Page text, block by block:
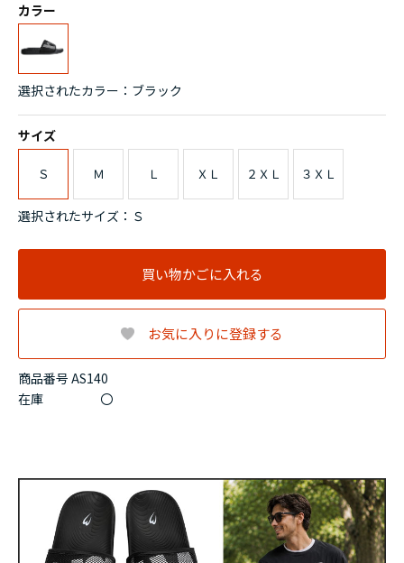
商品番号 AS140
在庫 〇
カラー
選択されたカラー：ブラック
サイズ
Ｓ Ｍ Ｌ ＸＬ ２ＸＬ ３ＸＬ
選択されたサイズ：Ｓ
買い物かごに入れる
お気に入りに登録する